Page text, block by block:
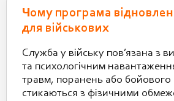
Чому програма
для військових
Служба у війську пов’язана з
та психологічним
травм, поранень або бойового
стикаються з фізичними